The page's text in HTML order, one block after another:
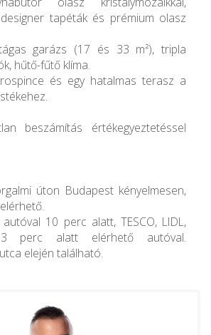
tapéták és prémium olasz
garázs (17 és 33 m²), tripla
hűtő-fűtő klíma.
és egy hatalmas terasz a
beszámítás értékegyeztetéssel
úton Budapest kényelmesen,
10 perc alatt, TESCO, LIDL,
3 perc alatt elérhető autóval.
elején található.